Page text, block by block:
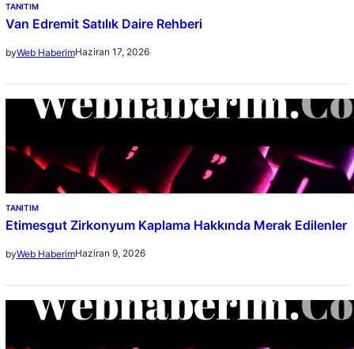
TANITIM
Van Edremit Satılık Daire Rehberi
byWeb HaberimHaziran 17, 2026
TANITIM
Etimesgut Zirkonyum Kaplama Hakkında Merak Edilenler
byWeb HaberimHaziran 9, 2026